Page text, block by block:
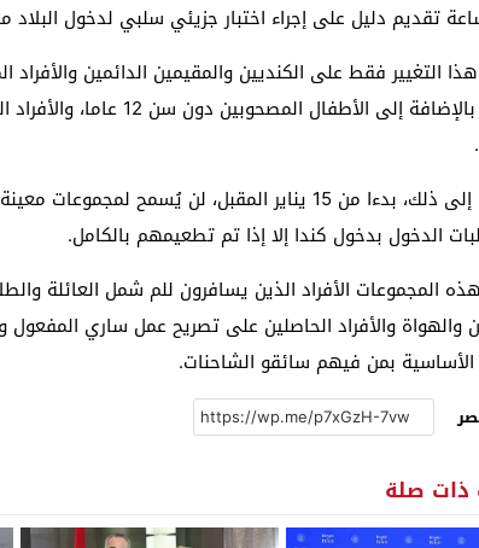
التغيير فقط على الكنديين والمقيمين الدائمين والأفراد
الهندي، بالإضافة إلى الأطفال
بالإضافة إلى ذلك، بدءا من 15 يناير المقبل، لن يُسمح
الدخول بدخول كندا إلا إذا تم تطعيمهم بالكامل.
المجموعات الأفراد الذين يسافرون للم شمل العائلة
والهواة والأفراد الحاصلين على تصريح عمل ساري
الأساسية بمن فيهم سائقو الشاحنات.
ذات صلة